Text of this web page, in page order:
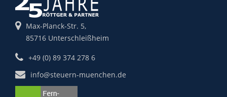
Max-Planck-Str. 5,
85716 Unterschleißheim
+49 (0) 89 374 278 6
info@steuern-muenchen.de